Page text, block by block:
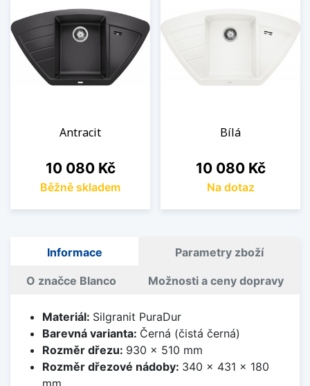
Antracit
Cena
10 080 Kč
Běžně skladem
Bílá
Cena
10 080 Kč
Na dotaz
Informace Parametry zboží
O značce Blanco Možnosti a ceny dopravy
Materiál: Silgranit PuraDur
Barevná varianta: Černá (čistá černá)
Rozměr dřezu: 930 x 510 mm
Rozměr dřezové nádoby: 340 x 431 x 180
mm